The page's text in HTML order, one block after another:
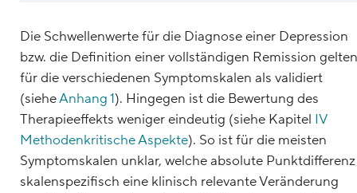
Die Schwellenwerte für die Diagnose einer Depression
bzw. die Definition einer vollständigen Remission gelten
für die verschiedenen Symptomskalen als validiert
(sieheAnhang 1). Hingegen ist die Bewertung des
Therapieeffekts weniger eindeutig (siehe Kapitel IV
Methodenkritische Aspekte). So ist für die meisten
Symptomskalen unklar, welche absolute Punktdifferenz
skalenspezifisch eine klinisch relevante Veränderung